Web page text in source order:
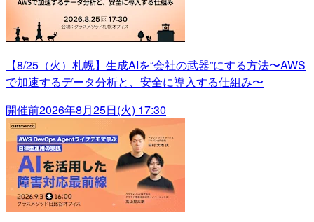
【8/25（火）札幌】生成AIを“会社の武器”にする方法〜AWS
で加速するデータ分析と、安全に導入する仕組み〜
開催前2026年8月25日(火) 17:30